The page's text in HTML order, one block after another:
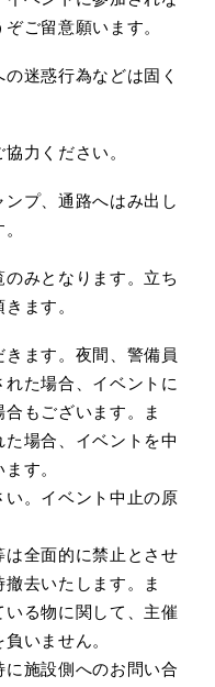
ご留意願います。
迷惑行為などは固く
力ください。
プ、通路へはみ出し
のみとなります。立ち
ます。
ます。夜間、警備員
た場合、イベントに
もございます。ま
場合、イベントを中
す。
。イベント中止の原
全面的に禁止とさせ
去いたします。ま
る物に関して、主催
いません。
施設側へのお問い合